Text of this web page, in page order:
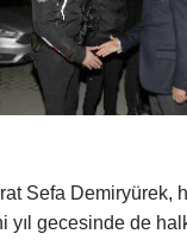
Sefa Demiryürek,
yıl gecesinde de